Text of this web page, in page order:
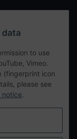
data
to use
Vimeo.
(fingerprint icon
please see
notice.